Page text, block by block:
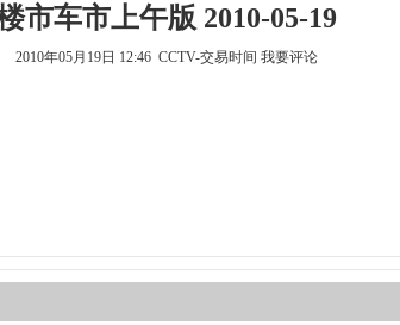
市车市上午版 2010-05-19
2010年05月19日 12:46 CCTV-交易时间 我要评论